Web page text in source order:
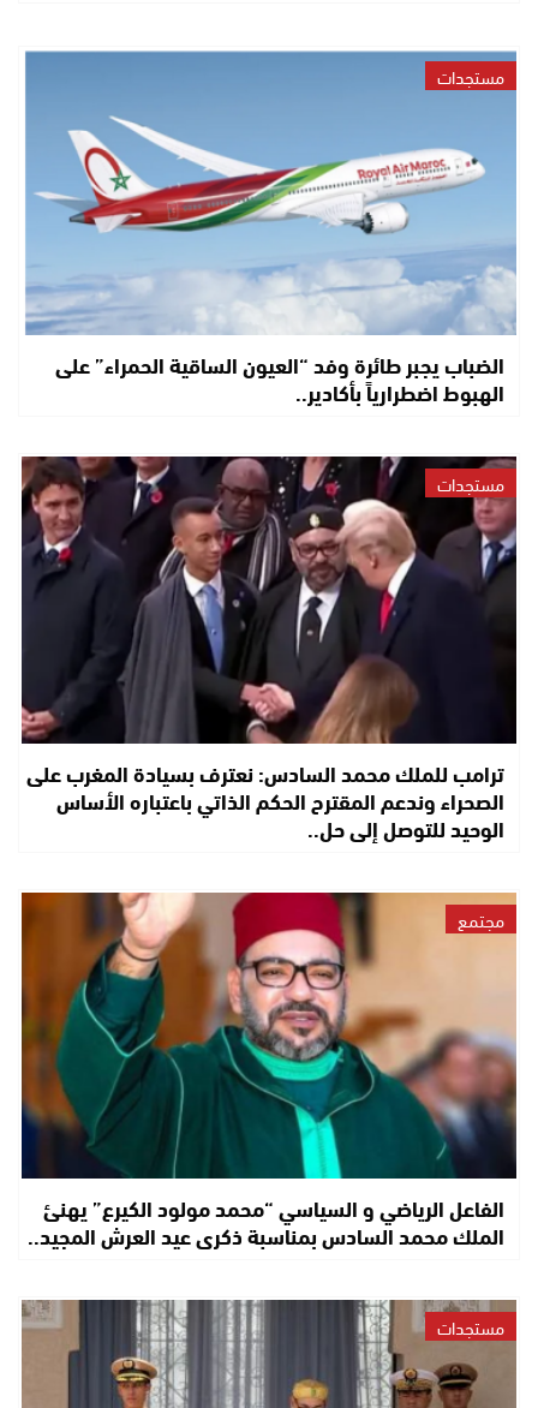
مستجدات
الضباب يجبر طائرة وفد “العيون الساقية الحمراء” على
الهبوط اضطرارياً بأكادير..
مستجدات
ترامب للملك محمد السادس: نعترف بسيادة المغرب على
الصحراء وندعم المقترح الحكم الذاتي باعتباره الأساس
الوحيد للتوصل إلى حل..
مجتمع
الفاعل الرياضي و السياسي “محمد مولود الكيرع” يهنئ
الملك محمد السادس بمناسبة ذكرى عيد العرش المجيد..
مستجدات